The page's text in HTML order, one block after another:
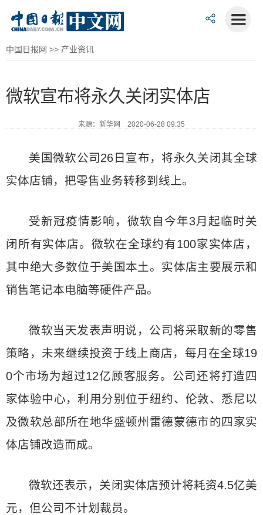
中国日报网 >> 产业资讯
微软宣布将永久关闭实体店
来源：新华网 2020-06-28 09:35
美国微软公司26日宣布，将永久关闭其全球
实体店铺，把零售业务转移到线上。
受新冠疫情影响，微软自今年3月起临时关
闭所有实体店。微软在全球约有100家实体店，
其中绝大多数位于美国本土。实体店主要展示和
销售笔记本电脑等硬件产品。
微软当天发表声明说，公司将采取新的零售
策略，未来继续投资于线上商店，每月在全球19
0个市场为超过12亿顾客服务。公司还将打造四
家体验中心，利用分别位于纽约、伦敦、悉尼以
及微软总部所在地华盛顿州雷德蒙德市的四家实
体店铺改造而成。
微软还表示，关闭实体店预计将耗资4.5亿美
元，但公司不计划裁员。